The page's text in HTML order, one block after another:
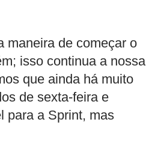
maneira de começar o
isso continua a nossa
que ainda há muito
de sexta-feira e
para a Sprint, mas